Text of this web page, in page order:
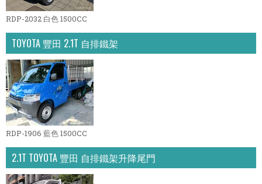
RDP-2032 白色 1500CC
TOYOTA 豐田 2.1T 自排鐵架
RDP-1906 藍色 1500CC
2.1T TOYOTA 豐田 自排鐵架升降尾門